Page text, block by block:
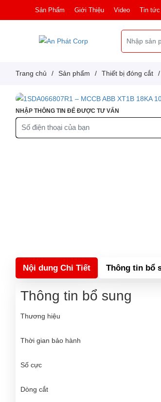
Sản Phẩm Giới Thiệu Video Tin tức
Trang chủ / Sản phẩm / Thiết bị đóng cắt /
NHẬP THÔNG TIN ĐỂ ĐƯỢC TƯ VẤN
Nội dung Chi Tiết Thông tin bổ
Thông tin bổ sung
Thương hiệu
Thời gian bảo hành
Số cực
Dòng cắt